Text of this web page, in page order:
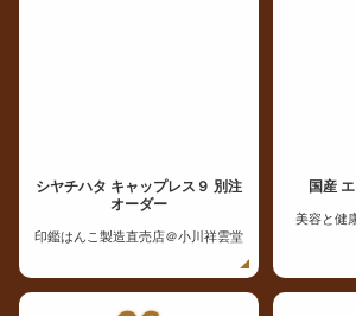
シヤチハタ キャップレス９ 別注
オーダー
印鑑はんこ製造直売店＠小川祥雲堂
国産
美容と健